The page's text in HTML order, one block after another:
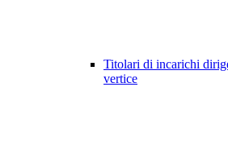
Titolari di incarichi
vertice